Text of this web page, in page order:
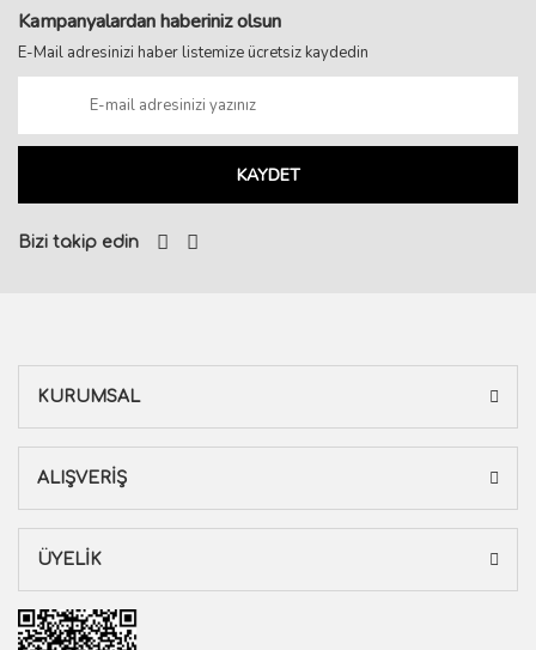
Kampanyalardan haberiniz olsun
E-Mail adresinizi haber listemize ücretsiz kaydedin
KAYDET
Bizi takip edin
KURUMSAL
ALIŞVERİŞ
ÜYELİK